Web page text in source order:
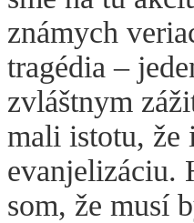
známych
tragédia –
zvláštnym
mali istotu,
evanjelizáciu.
som, že musí